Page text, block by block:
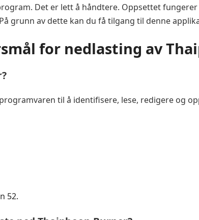
Det er lett å håndtere. Oppsettet
grunn av dette kan du få tilgang til denne
for nedlasting av
til å identifisere, lese, redigere og
52.